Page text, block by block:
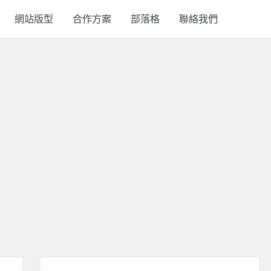
網站版型 合作方案 部落格 聯絡我們